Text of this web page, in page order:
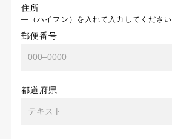
住所
―（ハイフン）を入れて入力してください
郵便番号
都道府県